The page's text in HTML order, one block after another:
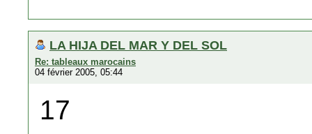
LA HIJA DEL MAR Y DEL SOL
Re: tableaux marocains
04 février 2005, 05:44
17